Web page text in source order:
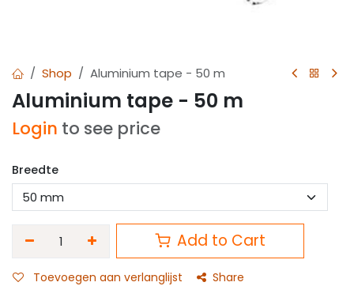
Shop Aluminium tape - 50 m
Aluminium tape - 50 m
Login to see price
Breedte
Add to Cart
Toevoegen aan verlanglijst Share